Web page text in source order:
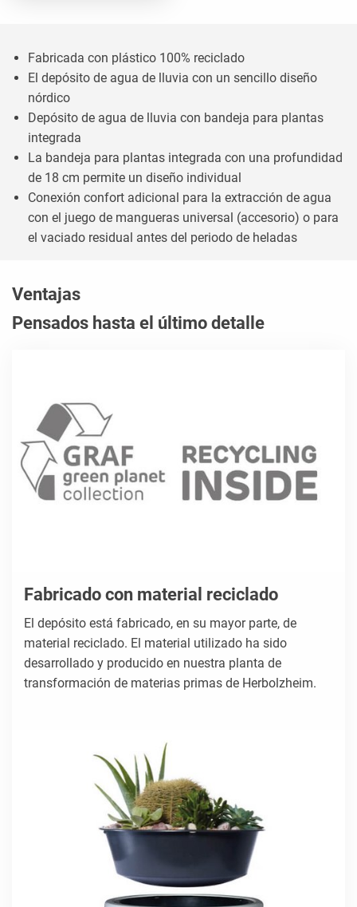
Fabricada con plástico 100% reciclado
El depósito de agua de lluvia con un sencillo diseño
nórdico
Depósito de agua de lluvia con bandeja para plantas
integrada
La bandeja para plantas integrada con una profundidad
de 18 cm permite un diseño individual
Conexión confort adicional para la extracción de agua
con el juego de mangueras universal (accesorio) o para
el vaciado residual antes del periodo de heladas
Ventajas
Pensados hasta el último detalle
Fabricado con material reciclado
El depósito está fabricado, en su mayor parte, de
material reciclado. El material utilizado ha sido
desarrollado y producido en nuestra planta de
transformación de materias primas de Herbolzheim.